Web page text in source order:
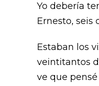
Yo debería
Ernesto, seis
Estaban los
veintitantos
ve que